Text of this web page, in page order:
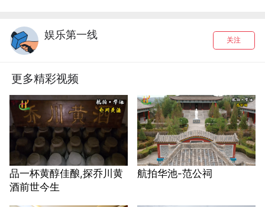
娱乐第一线 关注
更多精彩视频
品一杯黄醇佳酿,探乔川黄
酒前世今生
航拍华池-范公祠